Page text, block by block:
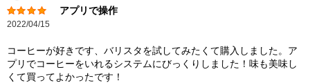
アプリで操作
2022/04/15
コーヒーが好きです、バリスタを試してみたくて購入しました。ア
プリでコーヒーをいれるシステムにびっくりしました！味も美味し
くて買ってよかったです！